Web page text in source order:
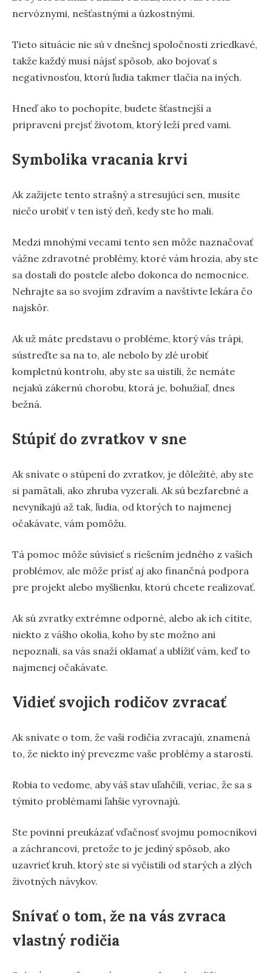
nervóznymi, nešťastnými a úzkostnými.
Tieto situácie nie sú v dnešnej spoločnosti zriedkavé,
takže každý musí nájsť spôsob, ako bojovať s
negatívnosťou, ktorú ľudia takmer tlačia na iných.
Hneď ako to pochopíte, budete šťastnejší a
pripravení prejsť životom, ktorý leží pred vami.
Symbolika vracania krvi
Ak zažijete tento strašný a stresujúci sen, musíte
niečo urobiť v ten istý deň, kedy ste ho mali.
Medzi mnohými vecami tento sen môže naznačovať
vážne zdravotné problémy, ktoré vám hrozia, aby ste
sa dostali do postele alebo dokonca do nemocnice.
Nehrajte sa so svojím zdravím a navštívte lekára čo
najskôr.
Ak už máte predstavu o probléme, ktorý vás trápi,
sústreďte sa na to, ale nebolo by zlé urobiť
kompletnú kontrolu, aby ste sa uistili, že nemáte
nejakú zákernú chorobu, ktorá je, bohužiaľ, dnes
bežná.
Stúpiť do zvratkov v sne
Ak snívate o stúpení do zvratkov, je dôležité, aby ste
si pamätali, ako zhruba vyzerali. Ak sú bezfarebné a
nevynikajú až tak, ľudia, od ktorých to najmenej
očakávate, vám pomôžu.
Tá pomoc môže súvisieť s riešením jedného z vašich
problémov, ale môže prísť aj ako finančná podpora
pre projekt alebo myšlienku, ktorú chcete realizovať.
Ak sú zvratky extrémne odporné, alebo ak ich cítite,
niekto z vášho okolia, koho by ste možno ani
nepoznali, sa vás snaží oklamať a ublížiť vám, keď to
najmenej očakávate.
Vidieť svojich rodičov zvracať
Ak snívate o tom, že vaši rodičia zvracajú, znamená
to, že niekto iný prevezme vaše problémy a starosti.
Robia to vedome, aby váš stav uľahčili, veriac, že sa s
týmito problémami ľahšie vyrovnajú.
Ste povinní preukázať vďačnosť svojmu pomocníkovi
a záchrancovi, pretože to je jediný spôsob, ako
uzavrieť kruh, ktorý ste si vyčistili od starých a zlých
životných návykov.
Snívať o tom, že na vás zvraca
vlastný rodičia